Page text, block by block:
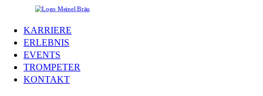
KARRIERE
ERLEBNIS
EVENTS
TROMPETER
KONTAKT